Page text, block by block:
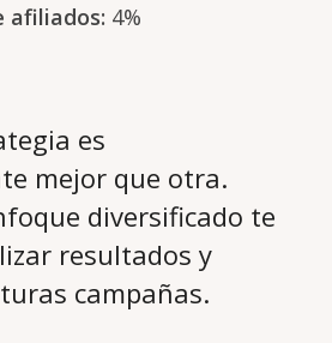
afiliados: 4%
es
mejor que otra.
diversificado te
resultados y
campañas.